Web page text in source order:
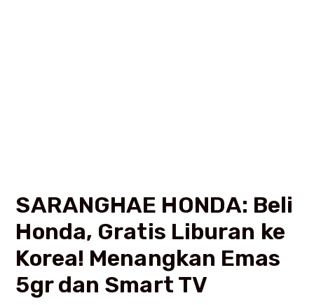
SARANGHAE HONDA: Beli
Honda, Gratis Liburan ke
Korea! Menangkan Emas
5gr dan Smart TV